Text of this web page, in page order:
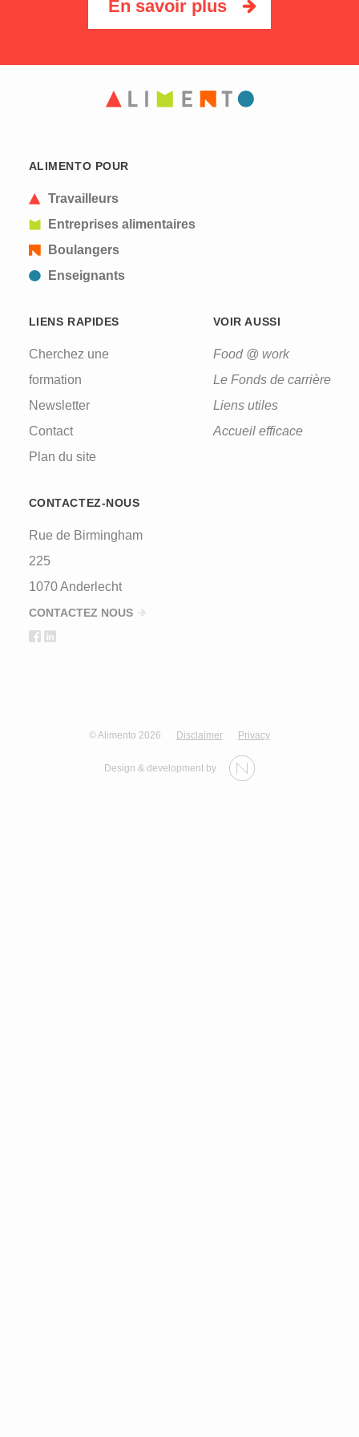
En savoir plus
ALIMENTO POUR
Travailleurs
Entreprises alimentaires
Boulangers
Enseignants
LIENS RAPIDES
Cherchez une
formation
Newsletter
Contact
Plan du site
VOIR AUSSI
Food @ work
Le Fonds de carrière
Liens utiles
Accueil efficace
CONTACTEZ-NOUS
Rue de Birmingham
225
1070 Anderlecht
CONTACTEZ NOUS
© Alimento 2026 Disclaimer Privacy
Design & development by